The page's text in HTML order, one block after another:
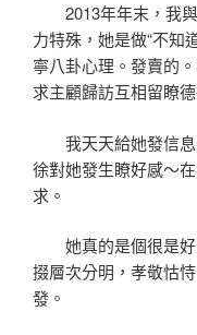
2013年年末，我與
力特殊，她是做“不知
寧八卦心理。發賣的
求主顧歸訪互相留瞭德
我天天給她發信息
徐對她發生瞭好感～
求。
她真的是個很是好
掇層次分明，孝敬怙
發。